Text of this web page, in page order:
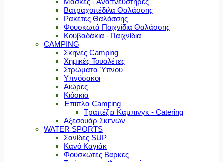
Μάσκες - Αναπνευστήρες
Βατραχοπέδιλα Θαλάσσης
Ρακέτες Θαλάσσης
Φουσκωτά Παιχνίδια Θαλάσσης
Κουβαδάκια - Παιχνίδια
CAMPING
Σκηνές Camping
Χημικές Τουαλέτες
Στρώματα Ύπνου
Υπνόσακοι
Αιώρες
Κιόσκια
Έπιπλα Camping
Τραπέζια Καμπινγκ - Catering
Αξεσουάρ Σκηνών
WATER SPORTS
Σανίδες SUP
Κανό Καγιάκ
Φουσκωτές Βάρκες